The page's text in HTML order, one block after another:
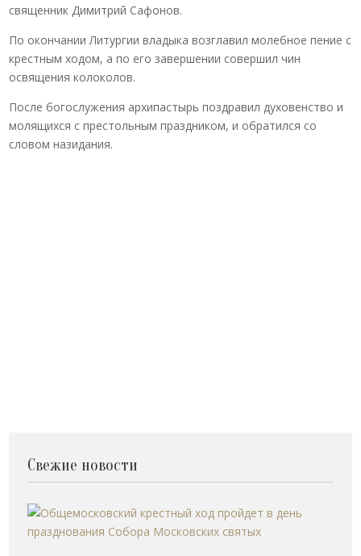
священник Димитрий Сафонов.
По окончании Литургии владыка возглавил молебное пение с
крестным ходом, а по его завершении совершил чин
освящения колоколов.
После богослужения архипастырь поздравил духовенство и
молящихся с престольным праздником, и обратился со
словом назидания.
Свежие новости